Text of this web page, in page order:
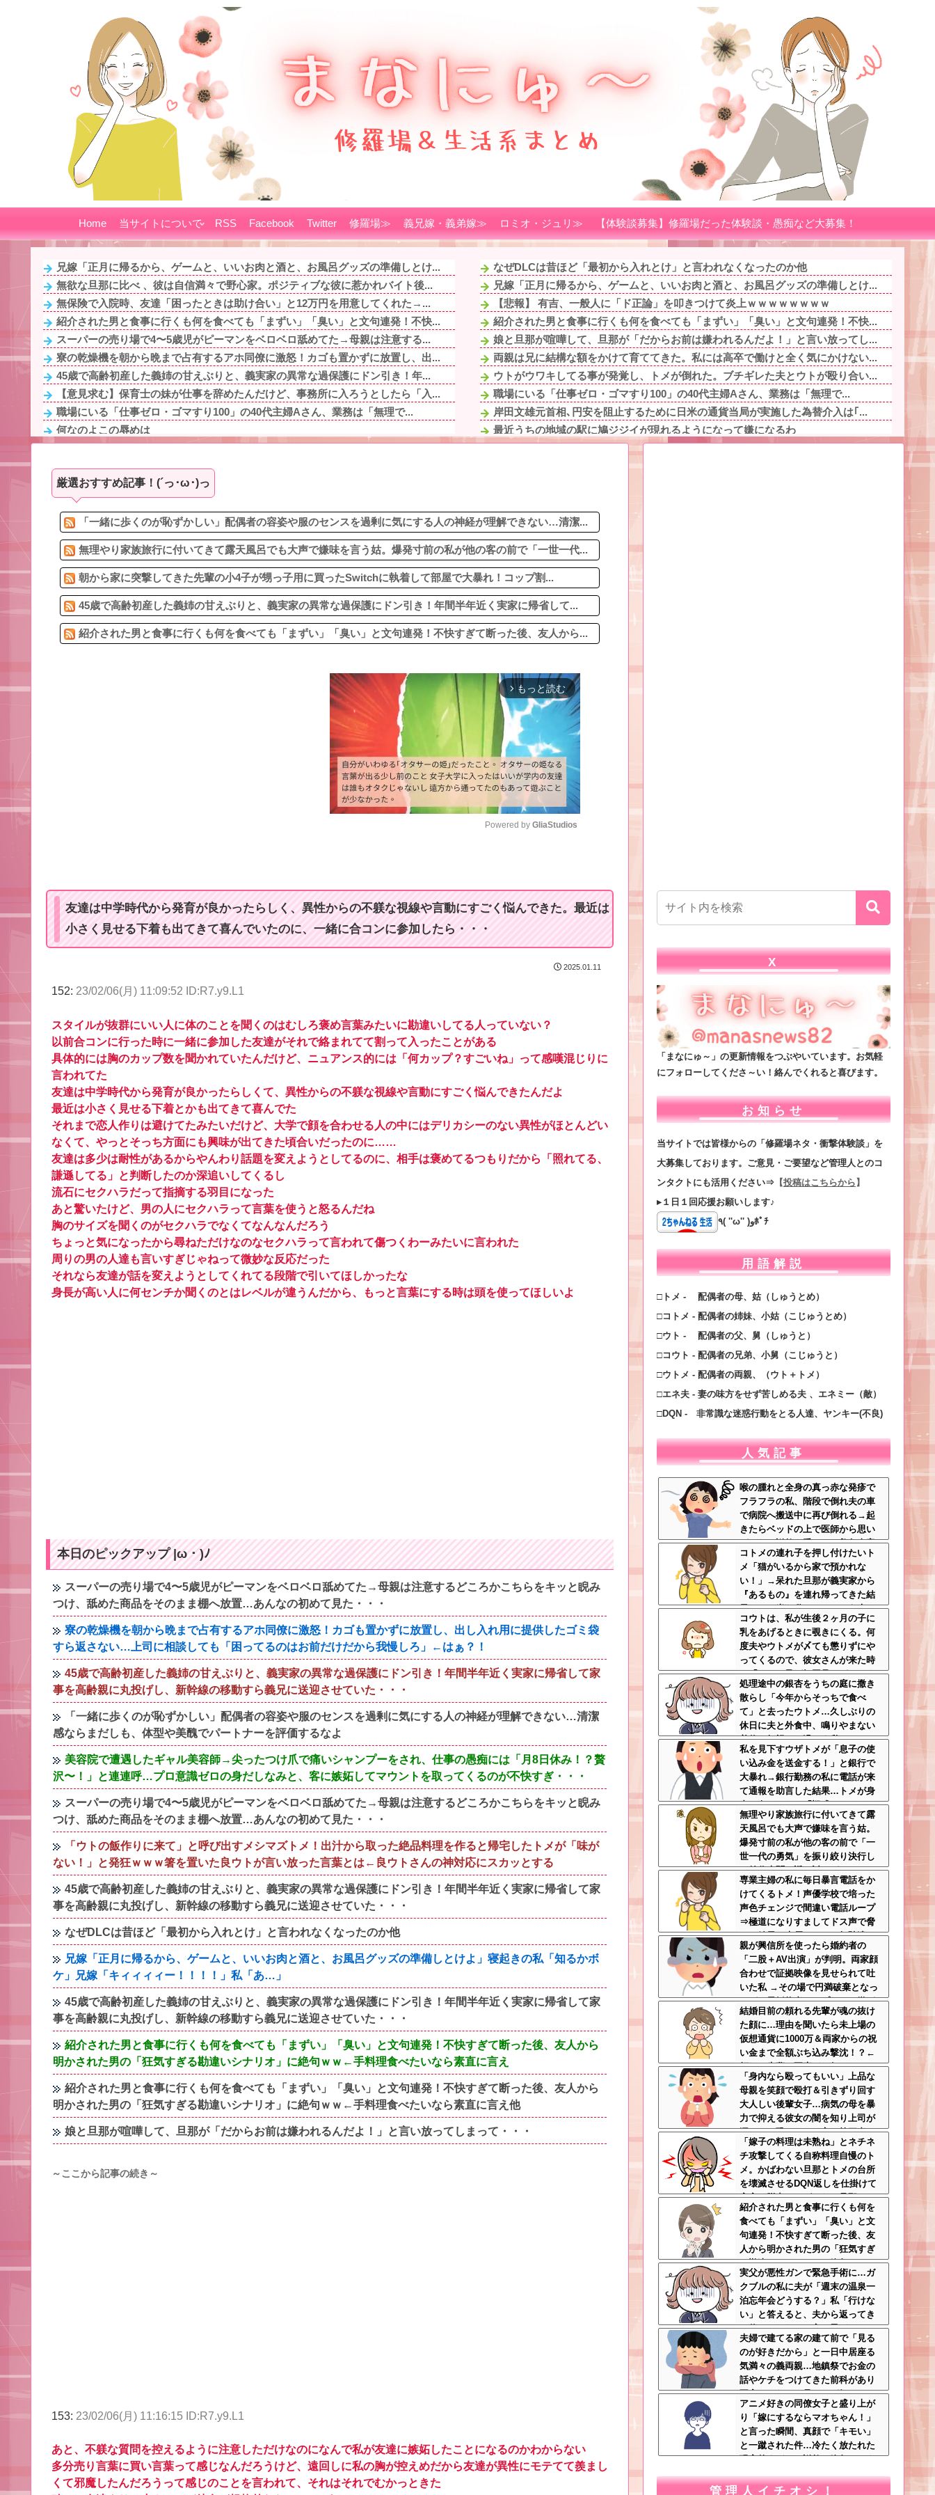
Home 当サイトについて RSS Facebook Twitter 修羅場≫ 義兄嫁・義弟嫁≫ ロミオ・ジュリ≫ 【体験談募集】修羅場だった体験談・愚痴など大募集！
兄嫁「正月に帰るから、ゲームと、いいお肉と酒と、お風呂グッズの準備しとけ...
無欲な旦那に比べ 、彼は自信満々で野心家。ポジティブな彼に惹かれバイト後...
無保険で入院時、友達「困ったときは助け合い」と12万円を用意してくれた→...
紹介された男と食事に行くも何を食べても「まずい」「臭い」と文句連発！不快...
スーパーの売り場で4〜5歳児がピーマンをベロベロ舐めてた→母親は注意する...
寮の乾燥機を朝から晩まで占有するアホ同僚に激怒！カゴも置かずに放置し、出...
45歳で高齢初産した義姉の甘えぶりと、義実家の異常な過保護にドン引き！年...
【意見求む】保育士の妹が仕事を辞めたんだけど、事務所に入ろうとしたら「入...
職場にいる「仕事ゼロ・ゴマすり100」の40代主婦Aさん、業務は「無理で...
何なのよこの辱めは
姉と叔父宅へ避難後、母になぜ私たちに厳しかったのか尋ねた。すると「本当は...
【ワロタ】ｴｾ不思議ちゃんこじらせて病んでる系に憧れてた時期に、路上で気...
3/4ネトゲで知り合った男の子が、会ったこともない顔も知らない私の事好き...
最近うちの地域の駅に鳩ジジイが現れるようになって嫌になるわ
なぜDLCは昔ほど「最初から入れとけ」と言われなくなったのか他
兄嫁「正月に帰るから、ゲームと、いいお肉と酒と、お風呂グッズの準備しとけ...
【悲報】 有吉、一般人に「ド正論」を叩きつけて炎上ｗｗｗｗｗｗｗｗ
紹介された男と食事に行くも何を食べても「まずい」「臭い」と文句連発！不快...
娘と旦那が喧嘩して、旦那が「だからお前は嫌われるんだよ！」と言い放ってし...
両親は兄に結構な額をかけて育ててきた。私には高卒で働けと全く気にかけない...
ウトがウワキしてる事が発覚し、トメが倒れた。ブチギレた夫とウトが殴り合い...
職場にいる「仕事ゼロ・ゴマすり100」の40代主婦Aさん、業務は「無理で...
岸田文雄元首相､円安を阻止するために日米の通貨当局が実施した為替介入は｢...
最近うちの地域の駅に鳩ジジイが現れるようになって嫌になるわ
【衝撃映像】かもしれない運転、限界突破してしまう・・・他
「何者にもなれなかった結果、○○するのは本当にやめた方がいい。それやって...
厳選おすすめ記事！(´っ･ω･)っ
「一緒に歩くのが恥ずかしい」配偶者の容姿や服のセンスを過剰に気にする人の神経が理解できない…清潔...
無理やり家族旅行に付いてきて露天風呂でも大声で嫌味を言う姑。爆発寸前の私が他の客の前で「一世一代...
朝から家に突撃してきた先輩の小4子が甥っ子用に買ったSwitchに執着して部屋で大暴れ！コップ割...
45歳で高齢初産した義姉の甘えぶりと、義実家の異常な過保護にドン引き！年間半年近く実家に帰省して...
紹介された男と食事に行くも何を食べても「まずい」「臭い」と文句連発！不快すぎて断った後、友人から...
arrow_forward_ios もっと読む
t
Powered by GliaStudios
友達は中学時代から発育が良かったらしく、異性からの不躾な視線や言動にすごく悩んできた。最近は
小さく見せる下着も出てきて喜んでいたのに、一緒に合コンに参加したら・・・
2025.01.11
152: 23/02/06(月) 11:09:52 ID:R7.y9.L1
スタイルが抜群にいい人に体のことを聞くのはむしろ褒め言葉みたいに勘違いしてる人っていない？
以前合コンに行った時に一緒に参加した友達がそれで絡まれてて割って入ったことがある
具体的には胸のカップ数を聞かれていたんだけど、ニュアンス的には「何カップ？すごいね」って感嘆混じりに
言われてた
友達は中学時代から発育が良かったらしくて、異性からの不躾な視線や言動にすごく悩んできたんだよ
最近は小さく見せる下着とかも出てきて喜んでた
それまで恋人作りは避けてたみたいだけど、大学で顔を合わせる人の中にはデリカシーのない異性がほとんどい
なくて、やっとそっち方面にも興味が出てきた頃合いだったのに……
友達は多少は耐性があるからやんわり話題を変えようとしてるのに、相手は褒めてるつもりだから「照れてる、
謙遜してる」と判断したのか深追いしてくるし
流石にセクハラだって指摘する羽目になった
あと驚いたけど、男の人にセクハラって言葉を使うと怒るんだね
胸のサイズを聞くのがセクハラでなくてなんなんだろう
ちょっと気になったから尋ねただけなのなセクハラって言われて傷つくわーみたいに言われた
周りの男の人達も言いすぎじゃねって微妙な反応だった
それなら友達が話を変えようとしてくれてる段階で引いてほしかったな
身長が高い人に何センチか聞くのとはレベルが違うんだから、もっと言葉にする時は頭を使ってほしいよ
本日のピックアップ |ω・)ﾉ
スーパーの売り場で4〜5歳児がピーマンをベロベロ舐めてた→母親は注意するどころかこちらをキッと睨み
つけ、舐めた商品をそのまま棚へ放置…あんなの初めて見た・・・
寮の乾燥機を朝から晩まで占有するアホ同僚に激怒！カゴも置かずに放置し、出し入れ用に提供したゴミ袋
すら返さない…上司に相談しても「困ってるのはお前だけだから我慢しろ」←はぁ？！
45歳で高齢初産した義姉の甘えぶりと、義実家の異常な過保護にドン引き！年間半年近く実家に帰省して家
事を高齢親に丸投げし、新幹線の移動すら義兄に送迎させていた・・・
「一緒に歩くのが恥ずかしい」配偶者の容姿や服のセンスを過剰に気にする人の神経が理解できない…清潔
感ならまだしも、体型や美醜でパートナーを評価するなよ
美容院で遭遇したギャル美容師→尖ったつけ爪で痛いシャンプーをされ、仕事の愚痴には「月8日休み！？贅
沢〜！」と連連呼…プロ意識ゼロの身だしなみと、客に嫉妬してマウントを取ってくるのが不快すぎ・・・
スーパーの売り場で4〜5歳児がピーマンをベロベロ舐めてた→母親は注意するどころかこちらをキッと睨み
つけ、舐めた商品をそのまま棚へ放置…あんなの初めて見た・・・
「ウトの飯作りに来て」と呼び出すメシマズトメ！出汁から取った絶品料理を作ると帰宅したトメが「味が
ない！」と発狂ｗｗｗ箸を置いた良ウトが言い放った言葉とは←良ウトさんの神対応にスカッとする
45歳で高齢初産した義姉の甘えぶりと、義実家の異常な過保護にドン引き！年間半年近く実家に帰省して家
事を高齢親に丸投げし、新幹線の移動すら義兄に送迎させていた・・・
なぜDLCは昔ほど「最初から入れとけ」と言われなくなったのか他
兄嫁「正月に帰るから、ゲームと、いいお肉と酒と、お風呂グッズの準備しとけよ」寝起きの私「知るかボ
ケ」兄嫁「キィィィィー！！！！」私「あ…」
45歳で高齢初産した義姉の甘えぶりと、義実家の異常な過保護にドン引き！年間半年近く実家に帰省して家
事を高齢親に丸投げし、新幹線の移動すら義兄に送迎させていた・・・
紹介された男と食事に行くも何を食べても「まずい」「臭い」と文句連発！不快すぎて断った後、友人から
明かされた男の「狂気すぎる勘違いシナリオ」に絶句ｗｗ←手料理食べたいなら素直に言え
紹介された男と食事に行くも何を食べても「まずい」「臭い」と文句連発！不快すぎて断った後、友人から
明かされた男の「狂気すぎる勘違いシナリオ」に絶句ｗｗ←手料理食べたいなら素直に言え他
娘と旦那が喧嘩して、旦那が「だからお前は嫌われるんだよ！」と言い放ってしまって・・・
～ここから記事の続き～
153: 23/02/06(月) 11:16:15 ID:R7.y9.L1
あと、不躾な質問を控えるように注意しただけなのになんで私が友達に嫉妬したことになるのかわからない
多分売り言葉に買い言葉って感じなんだろうけど、遠回しに私の胸が控えめだから友達が異性にモテてて羨まし
くて邪魔したんだろうって感じのことを言われて、それはそれでむかっときた
X
「まなにゅ～」の更新情報をつぶやいています。お気軽
にフォローしてくださ～い！絡んでくれると喜びます。
お知らせ
当サイトでは皆様からの「修羅場ネタ・衝撃体験談」を
大募集しております。ご意見・ご要望など管理人とのコ
ンタクトにも活用ください⇒ 【投稿はこちらから 】
▸１日１回応援お願いします♪
٩( ''ω'' )وﾎﾟﾁ
用語解説
□トメ - 配偶者の母、姑（しゅうとめ）
□コトメ - 配偶者の姉妹、小姑（こじゅうとめ）
□ウト - 配偶者の父、舅（しゅうと）
□コウト - 配偶者の兄弟、小舅（こじゅうと）
□ウトメ - 配偶者の両親、（ウト＋トメ）
□エネ夫 - 妻の味方をせず苦しめる夫 、エネミー（敵）
□DQN - 非常識な迷惑行動をとる人達、ヤンキー(不良)
人気記事
喉の腫れと全身の真っ赤な発疹で
フラフラの私、階段で倒れ夫の車
で病院へ搬送中に再び倒れる→起
きたらベッドの上で医師から思い
がけない説教を受けた←救急車案
件すぎるだろこれ
コトメの連れ子を押し付けたいト
メ「猫がいるから家で預かれな
い！」→呆れた旦那が義実家から
『あるもの』を連れ帰ってきた結
果…トメ半狂乱ｗｗｗ←そう来る
とは思わなかっただろトメ
コウトは、私が生後２ヶ月の子に
乳をあげるときに覗きにくる。何
度夫やウトメが〆ても懲りずにや
ってくるので、彼女さんが来た時
に「コウト君が毎回見たがるのよ
～ｗ」と言うと、彼女さん鬼の形
相でコウトの元へｗ
処理途中の銀杏をうちの庭に撒き
散らし「今年からそっちで食べ
て」と去ったウトメ…久しぶりの
休日に夫と外食中、鳴りやまない
着信を無視して過ごす私←マナー
モードにして大正解すぎるｗｗｗ
私を見下すウザトメが「息子の使
い込み金を送金する！」と銀行で
大暴れ→銀行勤務の私に電話が来
て通報を助言した結果…トメが身
内に向けられた「疑惑」とは！？
←普段見下してる嫁に撃沈される
スタイル
無理やり家族旅行に付いてきて露
天風呂でも大声で嫌味を言う姑。
爆発寸前の私が他の客の前で「一
世一代の勇気」を振り絞り決行し
た前代未聞の返り討ちがこちら←
身体を張った捨て身の反撃すぎる
専業主婦の私に毎日暴言電話をか
けてくるトメ！声優学校で培った
声色チェンジで間違い電話ループ
⇒極道になりすましてドス声で脅
した結果←声優スキルの無駄遣い
が最高すぎるｗｗｗ
親が興信所を使ったら婚約者の
「二股＋AV出演」が判明。両家顔
合わせで証拠映像を見せられて吐
いた私 →その場で円満破棄となっ
たが、元婚約者カップルから嫌が
らせが始まって・・・
結婚目前の頼れる先輩が魂の抜け
た顔に…理由を聞いたら未上場の
仮想通貨に1000万＆両家からの祝
い金まで全額ぶち込み撃沈！？←
頼れる先輩の要素どこ行ったんだ
「身内なら殴ってもいい」上品な
母親を笑顔で殴打＆引きずり回す
大人しい後輩女子…病気の母を暴
力で抑える彼女の闇を知り上司が
漏らした恐ろしい一言←第三者の
介入が必要だろ
「嫁子の料理は未熟ね」とネチネ
チ攻撃してくる自称料理自慢のト
メ。かばわない旦那とトメの台所
を壊滅させるDQN返しを仕掛けて
実家に脱出←かばわない旦那も一
緒に痛い目見ろ
紹介された男と食事に行くも何を
食べても「まずい」「臭い」と文
句連発！不快すぎて断った後、友
人から明かされた男の「狂気すぎ
る勘違いシナリオ」に絶句ｗｗ←
手料理食べたいなら素直に言え
実父が悪性ガンで緊急手術に…ガ
クブルの私に夫が「週末の温泉一
泊忘年会どうする？」私「行けな
い」と答えると、夫から返ってき
た信じられない一言←子どもたち
の方が何倍も常識的で泣ける
夫婦で建てる家の建て前で「見る
のが好きだから」と一日中居座る
気満々の義両親…地鎮祭でお金の
話やケチをつけてきた前科があり
不安しかない←見るのが好きとか
完全に野次馬の思考
アニメ好きの同僚女子と盛り上が
り「嫁にするならマオちゃん！」
と言った瞬間、真顔で「キモい」
と一蹴された件…冷たく放たれた
現実的すぎるお説教に絶句←オタ
る
管理人イチオシ！